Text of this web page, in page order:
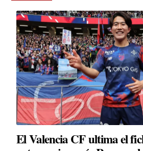
El Valencia CF ultima el